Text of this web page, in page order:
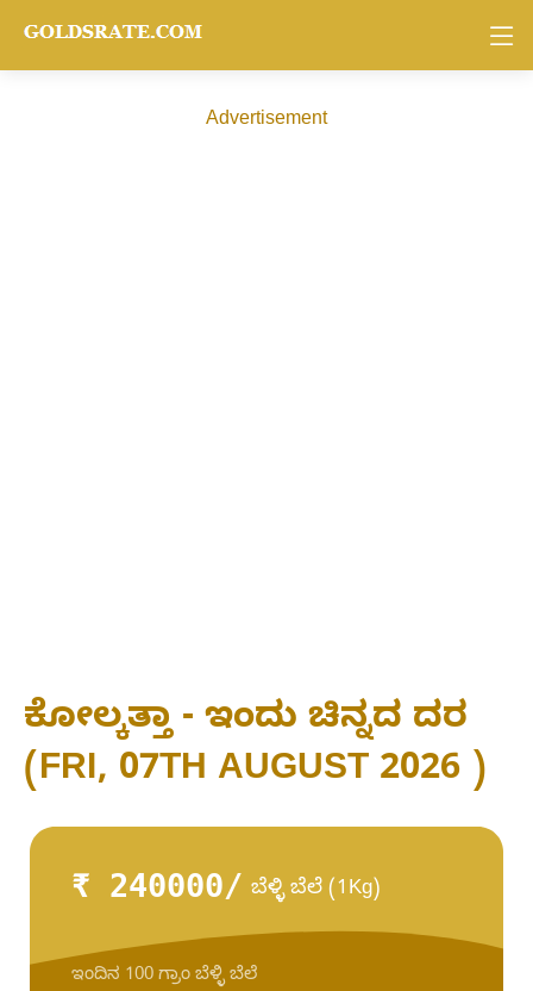
Advertisement
ಕೋಲ್ಕತ್ತಾ - ಇಂದು ಚಿನ್ನದ ದರ
(FRI, 07TH AUGUST 2026 )
₹ 240000/ ಬೆಳ್ಳಿ ಬೆಲೆ (1Kg)
ಇಂದಿನ 100 ಗ್ರಾಂ ಬೆಳ್ಳಿ ಬೆಲೆ